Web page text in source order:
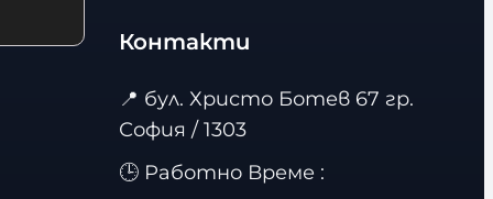
Контакти
📍 бул. Христо Ботев 67 гр.
София / 1303
🕒 Работно Време :